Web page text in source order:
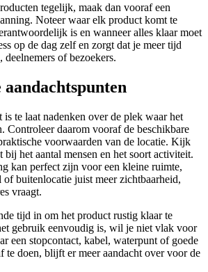
tegelijk, maak dan vooraf een
Noteer waar elk product komt te
is en wanneer alles klaar moet
op de dag zelf en zorgt dat je meer tijd
of bezoekers.
aandachtspunten
is te laat nadenken over de plek waar het
Controleer daarom vooraf de beschikbare
voorwaarden van de locatie. Kijk
bij het aantal mensen en het soort activiteit.
kan perfect zijn voor een kleine ruimte,
buitenlocatie juist meer zichtbaarheid,
vraagt.
tijd in om het product rustig klaar te
gebruik eenvoudig is, wil je niet vlak voor
een stopcontact, kabel, waterpunt of goede
te doen, blijft er meer aandacht over voor de